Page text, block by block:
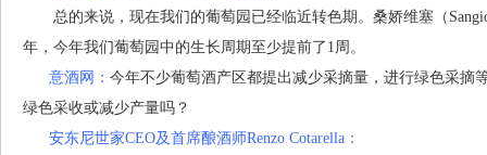
总的来说，现在我们的葡萄园已经临近转色期。桑娇维塞（
年，今年我们葡萄园中的生长周期至少提前了1周。
意酒网： 今年不少葡萄酒产区都提出减少采摘量，进行绿色采摘
绿色采收或减少产量吗？
安东尼世家CEO及首席酿酒师Renzo Cotarella：